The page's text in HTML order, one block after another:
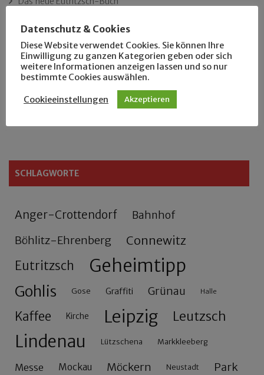
Der Leipziger Schmiedetag von 1904
Rennfahrer in Schönefeld und Zschocher
Zu Fuß durch Anger-Crottendorf
SCHLAGWORTE
Anger-Crottendorf Bahnhof
Böhlitz-Ehrenberg Connewitz
Eutritzsch Geheimtipp
Gohlis Gose Graffiti Grünau Halle
Kaffee Kirche Leipzig Leutzsch
Lindenau Lützschena Markkleeberg
Messe Mockau Möckern Neustadt Park
Datenschutz & Cookies
Diese Website verwendet Cookies. Sie können Ihre
Einwilligung zu ganzen Kategorien geben oder sich
weitere Informationen anzeigen lassen und so nur
bestimmte Cookies auswählen.
Cookieeinstellungen Akzeptieren